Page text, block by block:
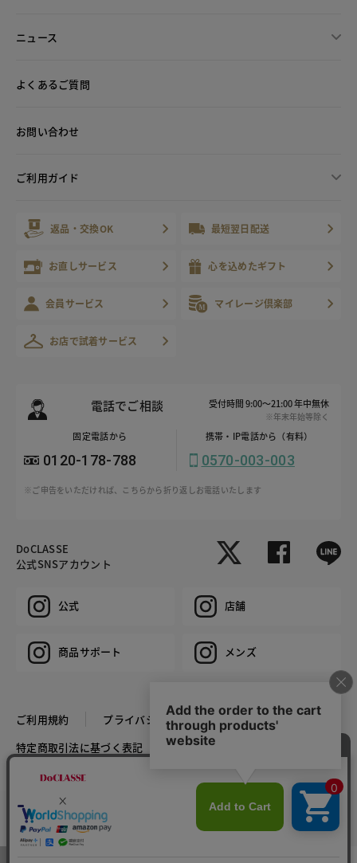
カラー・サイズを選択する
ニュース
よくあるご質問
お問い合わせ
ご利用ガイド
返品・交換OK 最短翌日配送
お直しサービス 心を込めたギフト
会員サービス マイレージ倶楽部
お店で試着サービス
電話でご相談 受付時間 9:00～21:00 年中無休
※年末年始等除く
固定電話から
0120-178-788
携帯・IP電話から（有料）
0570-003-003
※ご申告をいただければ、こちらから折り返しお電話いたします
DoCLASSE
公式SNSアカウント
公式 店舗
商品サポート メンズ
ご利用規約
プライバシーポリシー
特定商取引法に基づく表記
推奨環境
COPYRIGHT © DoCLASSE ALL RIGHTS RESERVED.